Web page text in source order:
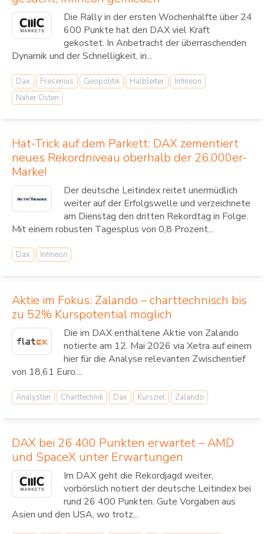
Die Rally in der ersten Wochenhälfte über 24
600 Punkte hat den DAX viel Kraft
gekostet. In Anbetracht der überraschenden
Dynamik und der Schnelligkeit, in...
Dax Fresenius Geopolitik Halbleiter
Infineon
Naher Osten
Hat-Trick auf dem Parkett: DAX zementiert
neues Rekordniveau oberhalb der 26.000er-
Marke!
Der deutsche Leitindex reitet unermüdlich
weiter auf der Erfolgswelle und verzeichnete
am Dienstag den dritten Rekordtag in Folge.
Mit einem robusten Tagesplus von 0,8 Prozent...
Dax Infineon
Aktie im Fokus: Zalando – charttechnisch bis
zu 52% Kurspotential möglich
Die im DAX enthaltene Aktie von Zalando
notierte am 12. Mai 2026 via Xetra auf einem
hier für die Analyse relevanten Zwischentief
von 18,61 Euro....
Analysten Charttechnik Dax Kursziel Zalando
DAX bei 26 400 Punkten erwartet – AMD
und SpaceX unter Erwartungen
Im DAX geht die Rekordjagd weiter,
vorbörslich notiert der deutsche Leitindex bei
rund 26 400 Punkten. Gute Vorgaben aus
Asien und den USA, wo trotz...